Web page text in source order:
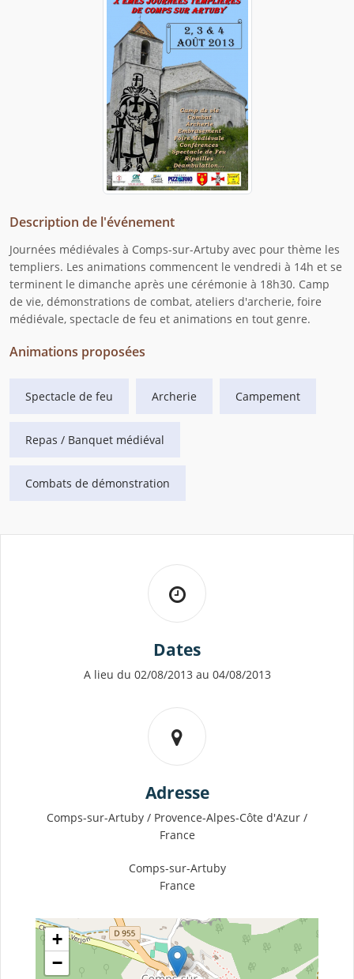
Description de l'événement
Journées médiévales à Comps-sur-Artuby avec pour thème les
templiers. Les animations commencent le vendredi à 14h et se
terminent le dimanche après une cérémonie à 18h30. Camp
de vie, démonstrations de combat, ateliers d'archerie, foire
médiévale, spectacle de feu et animations en tout genre.
Animations proposées
Spectacle de feu Archerie Campement
Repas / Banquet médiéval
Combats de démonstration
Dates
A lieu du 02/08/2013 au 04/08/2013
Adresse
Comps-sur-Artuby / Provence-Alpes-Côte d'Azur /
France
Comps-sur-Artuby
France
+
−